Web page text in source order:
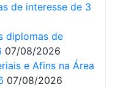
de interesse de 3
diplomas de
07/08/2026
e Afins na Área
07/08/2026